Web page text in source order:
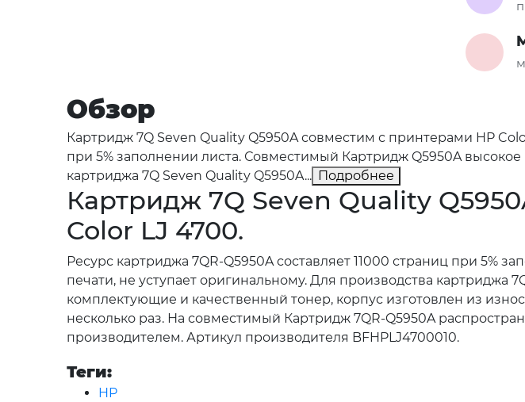
Обзор
Картридж 7Q Seven Quality Q5950A совместим с принтерами HP
при 5% заполнении листа. Совместимый Картридж Q5950A
картриджа 7Q Seven Quality Q5950A... Подробнее
Картридж 7Q Seven Quality
Color LJ 4700.
Ресурс картриджа 7QR-Q5950A составляет 11000 страниц при 5%
печати, не уступает оригинальному. Для производства картриджа
комплектующие и качественный тонер, корпус изготовлен из
несколько раз. На совместимый Картридж 7QR-Q5950A
производителем. Артикул производителя BFHPLJ4700010.
Теги:
HP